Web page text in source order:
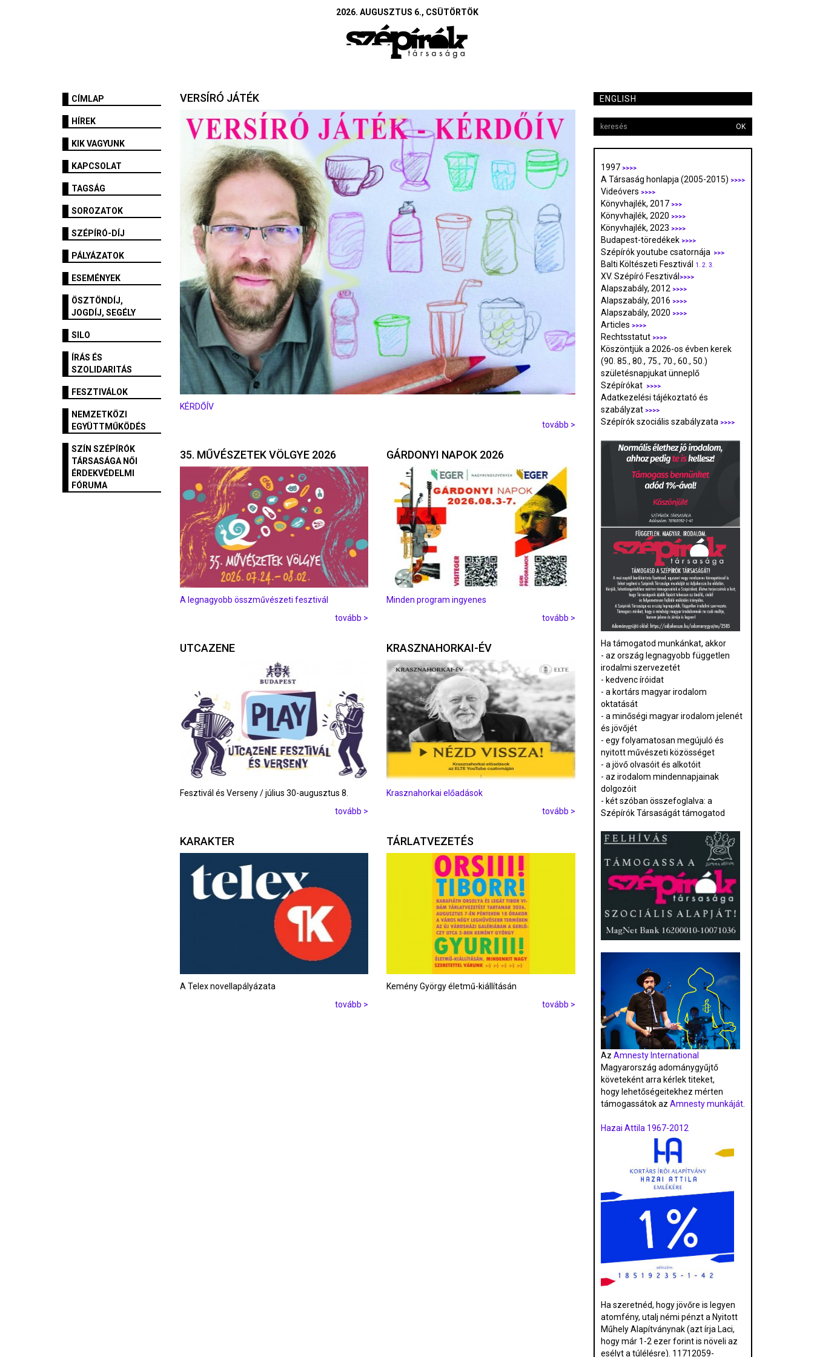
2026. AUGUSZTUS 6., CSÜTÖRTÖK
CÍMLAP
HÍREK
KIK VAGYUNK
KAPCSOLAT
TAGSÁG
SOROZATOK
SZÉPÍRÓ-DÍJ
PÁLYÁZATOK
ESEMÉNYEK
ÖSZTÖNDÍJ,
JOGDÍJ, SEGÉLY
SILO
ÍRÁS ÉS
SZOLIDARITÁS
FESZTIVÁLOK
NEMZETKÖZI
EGYÜTTMŰKÖDÉS
SZÍN SZÉPÍRÓK
TÁRSASÁGA NŐI
ÉRDEKVÉDELMI
FÓRUMA
VERSÍRÓ JÁTÉK
KÉRDŐÍV
tovább >
35. MŰVÉSZETEK VÖLGYE 2026
A legnagyobb összművészeti fesztivál
tovább >
UTCAZENE
Fesztivál és Verseny / július 30-augusztus 8.
tovább >
KARAKTER
A Telex novellapályázata
tovább >
GÁRDONYI NAPOK 2026
Minden program ingyenes
tovább >
KRASZNAHORKAI-ÉV
Krasznahorkai előadások
tovább >
TÁRLATVEZETÉS
Kemény György életmű-kiállításán
tovább >
ENGLISH
OK
1997 >>>>
A Társaság honlapja (2005-2015) >>>>
Videóvers >>>>
Könyvhajlék, 2017 >>>
Könyvhajlék, 2020 >>>>
Könyvhajlék, 2023 >>>>
Budapest-töredékek >>>>
Szépírók youtube csatornája >>>
Balti Költészeti Fesztivál 1. 2. 3.
XV. Szépíró Fesztivál >>>>
Alapszabály, 2012 >>>>
Alapszabály, 2016 >>>>
Alapszabály, 2020 >>>>
Articles >>>>
Rechtsstatut >>>>
Köszöntjük a 2026-os évben kerek
(90. 85., 80., 75., 70., 60., 50.)
születésnapjukat ünneplő
Szépírókat
>>>>
Adatkezelési tájékoztató és
szabályzat >>>>
Szépírók szociális szabályzata >>>>
Ha támogatod munkánkat, akkor
- az ország legnagyobb független
irodalmi szervezetét
- kedvenc íróidat
- a kortárs magyar irodalom
oktatását
- a minőségi magyar irodalom jelenét
és jövőjét
- egy folyamatosan megújuló és
nyitott művészeti közösséget
- a jövő olvasóit és alkotóit
- az irodalom mindennapjainak
dolgozóit
- két szóban összefoglalva: a
Szépírók Társaságát támogatod
Az Amnesty International
Magyarország adománygyűjtő
követeként arra kérlek titeket,
hogy lehetőségeitekhez mérten
támogassátok az Amnesty munkáját.
Hazai Attila 1967-2012
Ha szeretnéd, hogy jövőre is legyen
atomfény, utalj némi pénzt a Nyitott
Műhely Alapítványnak (azt írja Laci,
hogy már 1-2 ezer forint is növeli az
esélyt a túlélésre). 11712059-